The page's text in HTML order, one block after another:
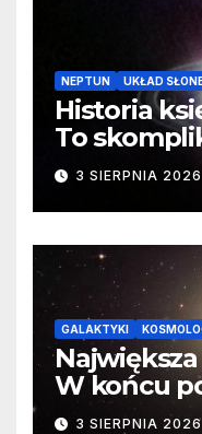
NEPTUN UKŁAD
Historia
To
3 SIERPNIA 2026
GALAKTYKI
W końcu
faktyczne
3 SIERPNIA 2026